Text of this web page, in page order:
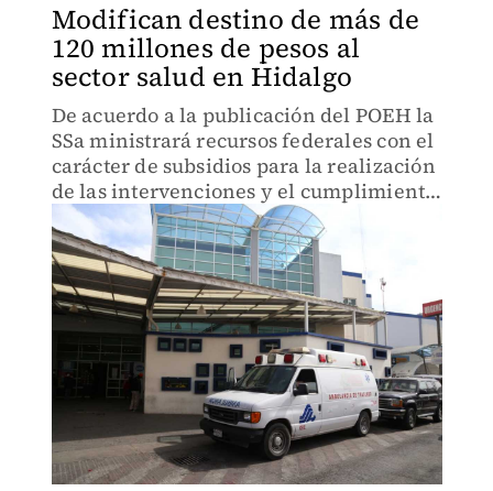
Modifican destino de más de
120 millones de pesos al
sector salud en Hidalgo
De acuerdo a la publicación del POEH la
SSa ministrará recursos federales con el
carácter de subsidios para la realización
de las intervenciones y el cumplimiento
de las metas que contemplan los
programas de la SSH